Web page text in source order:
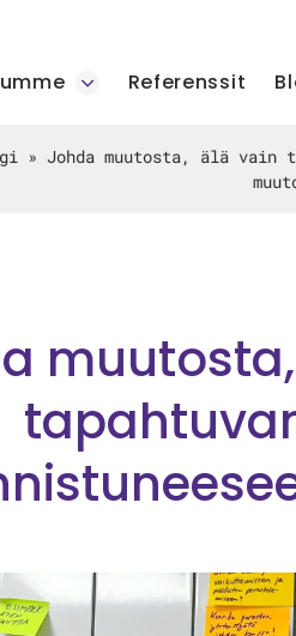
Referenssit
» Johda muutosta, älä vain